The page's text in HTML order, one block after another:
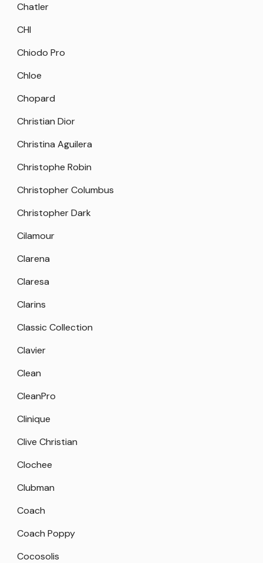
Chatler
CHI
Chiodo Pro
Chloe
Chopard
Christian Dior
Christina Aguilera
Christophe Robin
Christopher Columbus
Christopher Dark
Cilamour
Clarena
Claresa
Clarins
Classic Collection
Clavier
Clean
CleanPro
Clinique
Clive Christian
Clochee
Clubman
Coach
Coach Poppy
Cocosolis